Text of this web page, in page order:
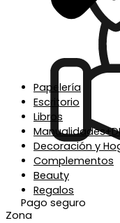
Papelería
Escritorio
Libros
Decoración y
Complementos
Beauty
Regalos
Zona
Pago seguro